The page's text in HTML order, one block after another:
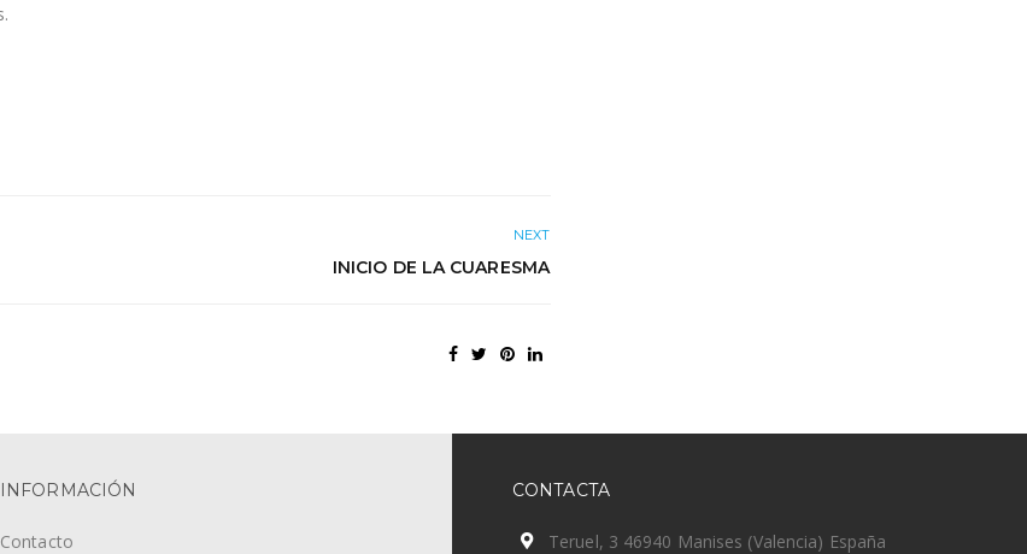
NEXT
INICIO DE LA CUARESMA
INFORMACIÓN
Contacto
CONTACTA
Teruel, 3 46940 Manises (Valencia) España